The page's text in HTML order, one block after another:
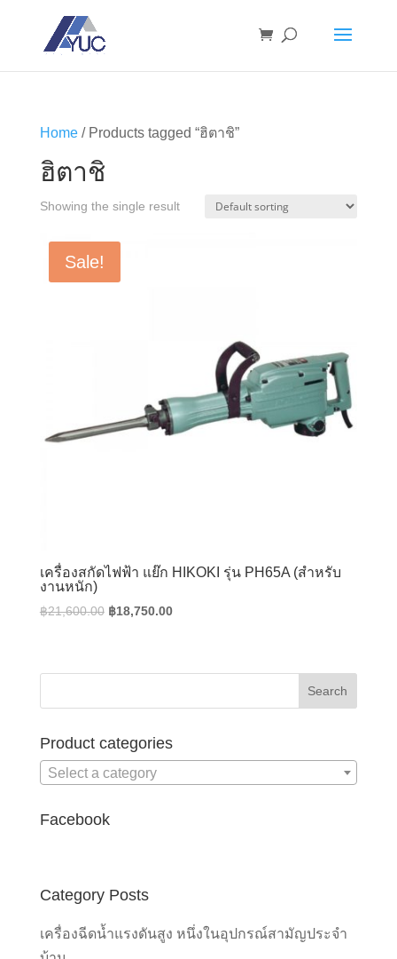
Home/ Products tagged “ฮิตาชิ”
ฮิตาชิ
Showing the single result
Sale!
เครื่องสกัดไฟฟ้า แย๊ก HIKOKI รุ่น PH65A (สำหรับ
งานหนัก)
฿21,600.00 Original
฿21,600.00.
฿18,750.00Current
฿18,750.00.
Product categories
Select a category
Facebook
Category Posts
เครื่องฉีดน้ำแรงดันสูง หนึ่งในอุปกรณ์สามัญประจำ